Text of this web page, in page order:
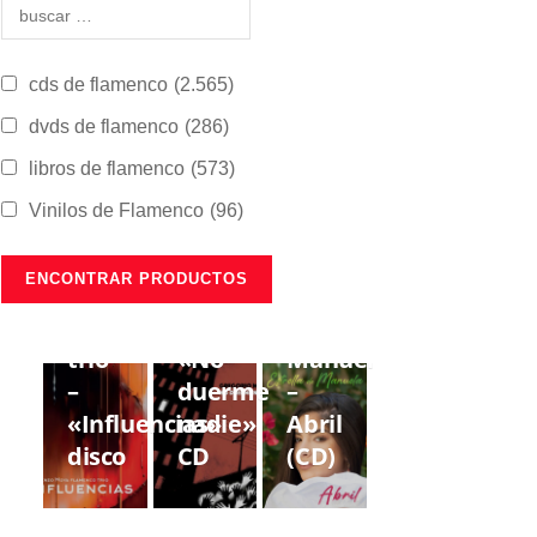
cds de flamenco (2.565)
dvds de flamenco (286)
libros de flamenco (573)
Vinilos de Flamenco (96)
FLAMENCO
Lorenzo
trío
–
«Influencias»
disco
FLAMENCO
Gregorio
«No
duerme
nadie»
CD
Manuela
–
Abril
(CD)